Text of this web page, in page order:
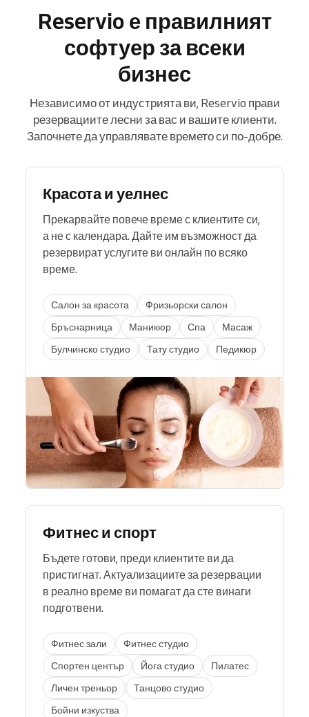
Reservio е правилният
софтуер за всеки
бизнес
Независимо от индустрията ви, Reservio прави
резервациите лесни за вас и вашите клиенти.
Започнете да управлявате времето си по-добре.
Красота и уелнес
Прекарвайте повече време с клиентите си,
а не с календара. Дайте им възможност да
резервират услугите ви онлайн по всяко
време.
Салон за красота
Фризьорски салон
Бръснарница
Маникюр Спа
Масаж
Булчинско студио
Тату студио Педикюр
Фитнес и спорт
Бъдете готови, преди клиентите ви да
пристигнат. Актуализациите за резервации
в реално време ви помагат да сте винаги
подготвени.
Фитнес зали
Фитнес студио
Спортен център
Йога студио
Пилатес
Личен треньор
Танцово студио
Бойни изкуства